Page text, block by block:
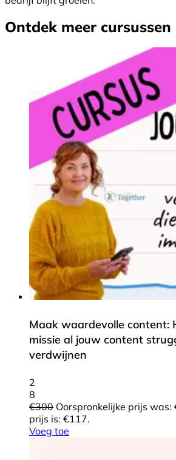
Ontdek meer cursussen
Maak waardevolle content:
missie al jouw content
verdwijnen
2
8
€300 Oorspronkelijke prijs was:
prijs is: €117.
Voeg toe